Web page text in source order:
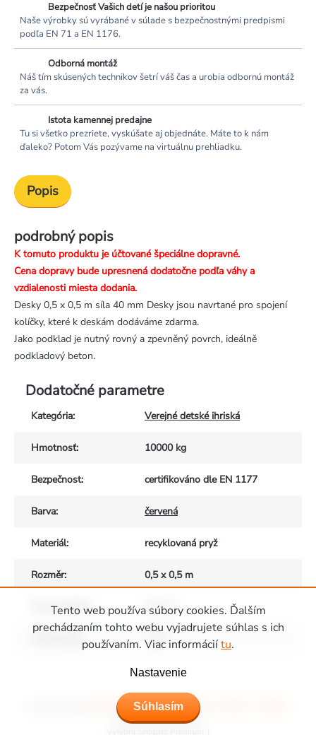
Tento web používa súbory cookies. Ďalším
prechádzaním tohto webu vyjadrujete súhlas s ich
používaním. Viac informáciítu.
Nastavenie
Súhlasím
Bezpečnosť Vašich detí je našou prioritou
Naše výrobky sú vyrábané v súlade s bezpečnostnými predpismi
podľa EN 71 a EN 1176.
Odborná montáž
Náš tím skúsených technikov šetrí váš čas a urobia odbornú montáž
za vás.
Istota kamennej predajne
Tu si všetko prezriete, vyskúšate aj objednáte. Máte to k nám
ďaleko? Potom Vás pozývame na virtuálnu prehliadku.
Popis
podrobný popis
K tomuto produktu je účtované špeciálne dopravné.
Cena dopravy bude upresnená dodatočne podľa váhy a
vzdialenosti miesta dodania.
Desky 0,5 x 0,5 m síla 40 mm Desky jsou navrtané pro spojení
kolíčky, které k deskám dodáváme zdarma.
Jako podklad je nutný rovný a zpevněný povrch, ideálně
podkladový beton.
Dodatočné parametre
Kategória: Verejné detské ihriská
Hmotnosť: 10000 kg
Bezpečnost: certifikováno dle EN 1177
Barva: červená
Materiál: recyklovaná pryž
Rozměr: 0,5 x 0,5 m
Síla materiálu: 40 mm
1,3 m
Ihriská Piccolino - Detské ihriská, domčeky a hojdačky
Všetky práva vyhradené.